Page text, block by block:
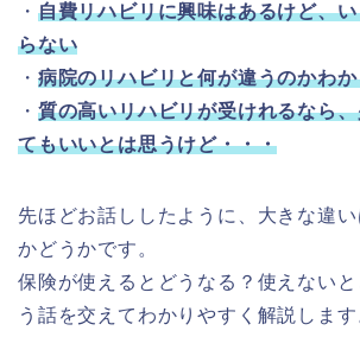
・ 自費リハビリに興味はあるけど、
らない
・ 病院のリハビリと何が違うのかわ
・ 質の高いリハビリが受けれるなら
てもいいとは思うけど・・・
先ほどお話ししたように、大きな違
かどうかです。
保険が使えるとどうなる？使えない
う話を交えてわかりやすく解説します